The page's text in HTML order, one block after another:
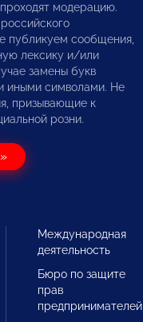
модерацию.
публикуем сообщения,
лексику и/или
замены букв
иными символами. Не
призывающие к
розни.
Международная
деятельность
Бюро по защите
прав
предпринимателей